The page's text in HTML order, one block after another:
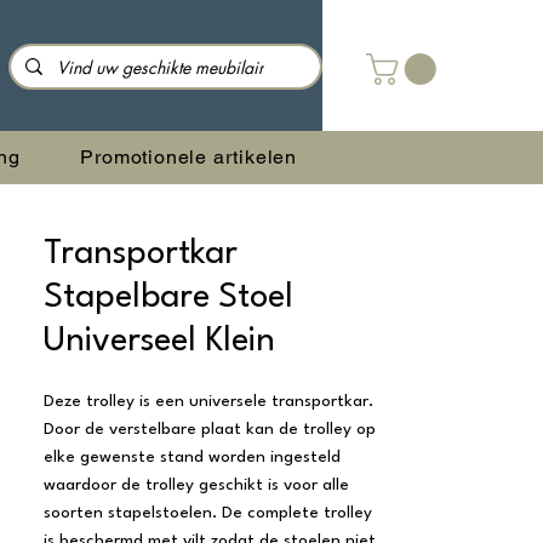
Promotionele artikelen
Transportkar
Stapelbare Stoel
Universeel Klein
Deze trolley is een universele transportkar.
Door de verstelbare plaat kan de trolley op
elke gewenste stand worden ingesteld
waardoor de trolley geschikt is voor alle
soorten stapelstoelen. De complete trolley